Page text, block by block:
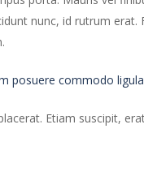
nunc, id rutrum
posuere commodo
Etiam suscipit,